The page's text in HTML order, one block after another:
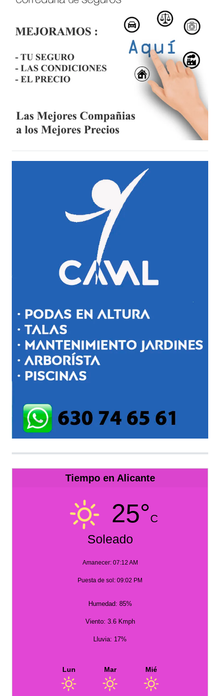
Tiempo en Alicante
25°C
Soleado
Amanecer: 07:12 AM
Puesta de sol: 09:02 PM
Humedad: 85%
Viento: 3.6 Kmph
Lluvia: 17%
Lun Mar Mié